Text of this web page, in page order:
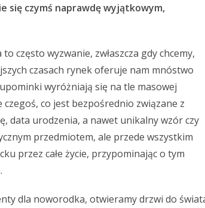
się czymś naprawdę wyjątkowym,
często wyzwanie, zwłaszcza gdy chcemy,
czasach rynek oferuje nam mnóstwo
wyróżniają się na tle masowej
co jest bezpośrednio związane z
data urodzenia, a nawet unikalny wzór czy
przedmiotem, ale przede wszystkim
przez całe życie, przypominając o tym
dla noworodka, otwieramy drzwi do